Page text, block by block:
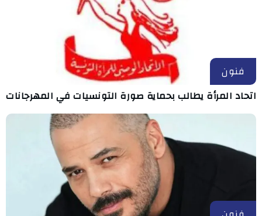
فنون
اتحاد المرأة يطالب بحماية صورة التونسيات في المهرجانات